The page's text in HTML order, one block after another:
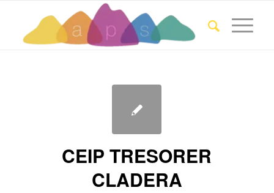
CEIP TRESORER
CLADERA